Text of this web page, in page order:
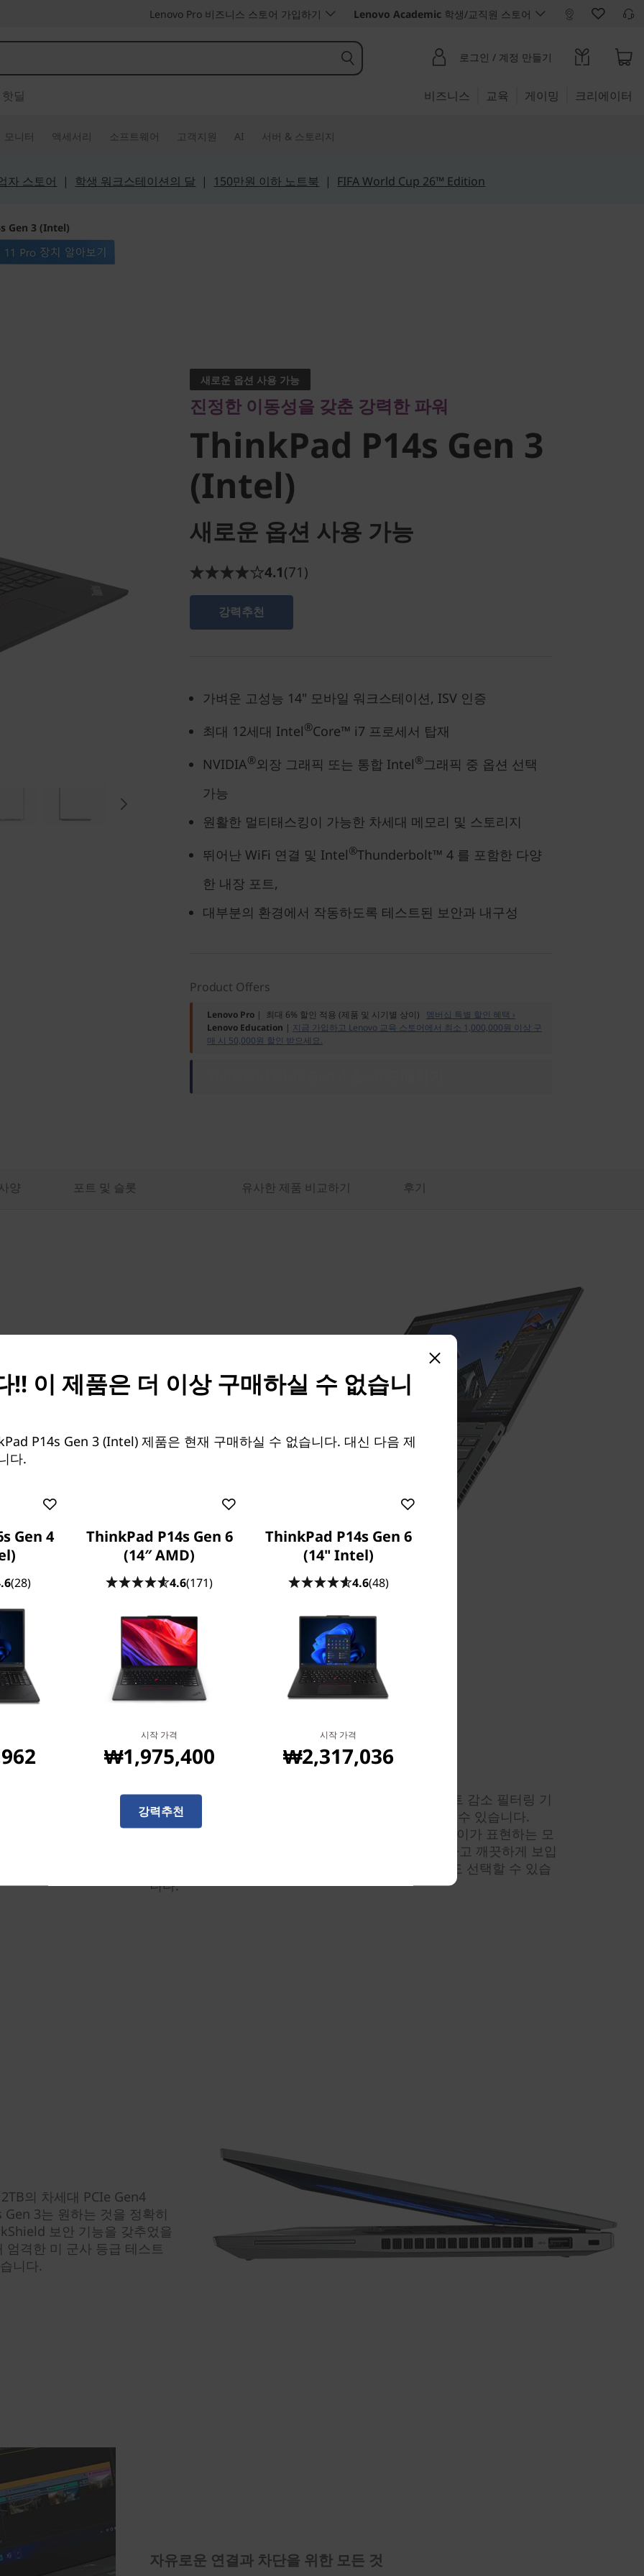
Lenovo Pro 비즈니스 스토어 가입하기 Lenovo Academic 학생/교직원 스토어
로그인 / 계정 만들기
핫딜 비즈니스 교육 게이밍 크리에이터
모니터 액세서리 소프트웨어 고객지원 AI 서버 & 스토리지
자 스토어 | 학생 워크스테이션의 달 | 150만원 이하 노트북 | FIFA World Cup 26™ Edition
Gen 3 (Intel)
ThinkPad P14s Gen
3 (Intel)
새로운 옵션 사용 가능
진정한 이동성을 갖춘 강력한 파워
ThinkPad P14s Gen 3
(Intel)
새로운 옵션 사용 가능
4.1(71)
강력추천
가벼운 고성능 14" 모바일 워크스테이션, ISV 인증
최대 12세대 Intel®Core™ i7 프로세서 탑재
NVIDIA®외장 그래픽 또는 통합 Intel®그래픽 중 옵션 선택
가능
원활한 멀티태스킹이 가능한 차세대 메모리 및 스토리지
뛰어난 WiFi 연결 및 Intel®Thunderbolt™ 4 를 포함한 다양
한 내장 포트,
대부분의 환경에서 작동하도록 테스트된 보안과 내구성
Product Offers
Lenovo Pro | 최대 6% 할인 적용 (제품 및 시기별 상이) 멤버십 특별 할인 혜택 ›
Lenovo Education | 지금 가입하고 Lenovo 교육 스토어에서 최소 1,000,000원 이상 구
매 시 50,000원 할인 받으세요.
양 포트 및 슬롯 유사한 제품 비교하기 후기
제격인 ThinkPad P14s Gen
자, 학생 등 누구나 원하는 장
및 원하는 NVIDIA 외장
있고, AutoCAD
® ®
켜는 순간부터 눈을 뗄 수 없는 디스플레이
터치 디스플레이, X-Rite 출고 시 색상 보정, 블루라이트 감소 필터링 기
술을 탑재한 다양한 14인치 16:10 화면 옵션을 선택할 수 있습니다.
ThinkPad P14s Gen 3 모바일 워크스테이션 디스플레이가 표현하는 모
든 화면은 실내에서나 실외에서도, 이동 중에도 선명하고 깨끗하게 보입
니다. 클래식한 블랙과 스톰 그레이 중에서 섀시 색상도 선택할 수 있습
니다.
의 차세대 PCIe Gen4
3는 원하는 것을 정확히
보안 기능을 갖추었을
격한 미 군사 등급 테스트
니다.
자유로운 연결과 차단을 위한 모든 것
!! 이 제품은 더 이상 구매하실 수 없습니
P14s Gen 3 (Intel) 제품은 현재 구매하실 수 없습니다. 대신 다음 제
다.
Gen 4
(28)
ThinkPad P14s Gen 6
(14″ AMD)
4.6(171)
시작 가격
₩1,975,400
ThinkPad P14s Gen 6
(14" Intel)
4.6(48)
시작 가격
₩2,317,036
강력추천